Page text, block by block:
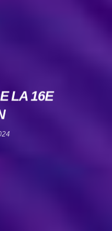
LA 16E